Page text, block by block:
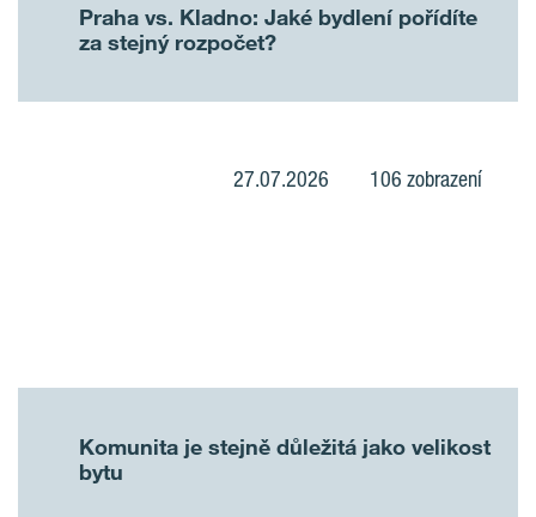
Praha vs. Kladno: Jaké bydlení pořídíte
za stejný rozpočet?
27.07.2026 106 zobrazení
Komunita je stejně důležitá jako velikost
bytu